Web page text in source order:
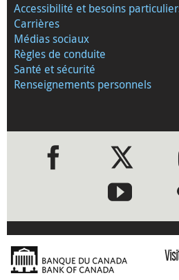
Accessibilité et besoins
Carrières
Médias sociaux
Règles de conduite
Santé et sécurité
Renseignements personnels